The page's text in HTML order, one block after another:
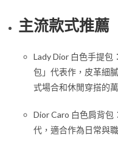
主流款式推薦
Lady Dior 白色手提包
包」代表作，皮革細
式場合和休閒穿搭的
Dior Caro 白色肩背包
代，適合作為日常與